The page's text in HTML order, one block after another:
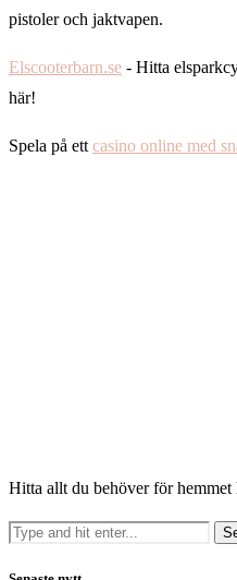
pistoler och jaktvapen.
Elscooterbarn.se - Hitta
här!
Spela på ett casino online med
Hitta allt du behöver för hemmet